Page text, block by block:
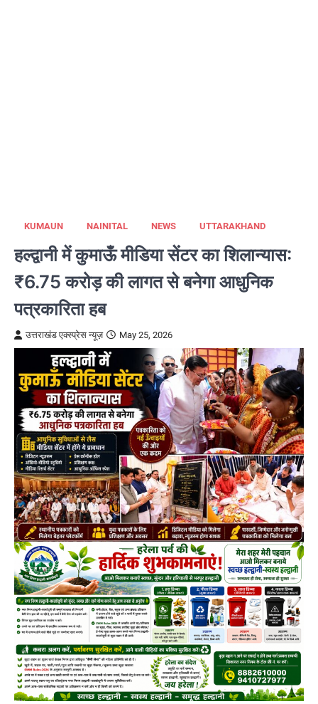
KUMAUN NAINITAL NEWS UTTARAKHAND
हल्द्वानी में कुमाऊँ मीडिया सेंटर का शिलान्यास:
₹6.75 करोड़ की लागत से बनेगा आधुनिक
पत्रकारिता हब
उत्तराखंड एक्स्प्रेस न्यूज़ May 25, 2026